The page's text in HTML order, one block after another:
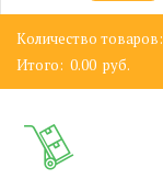
Количество товаров:
Итого: 0.00 руб.